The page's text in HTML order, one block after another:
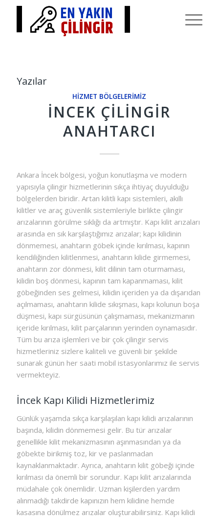
Yazılar
HIZMET BÖLGELERIMIZ
İNCEK ÇILINGIR
ANAHTARCI
Ankara İncek bölgesi, yoğun konutlaşma ve modern
yapısıyla çilingir hizmetlerinin sıkça ihtiyaç duyulduğu
bölgelerden biridir. Artan kilitli kapı sistemleri, akıllı
kilitler ve araç güvenlik sistemleriyle birlikte çilingir
arızalarının görülme sıklığı da artmıştır. Kapı kilit arızaları
arasında en sık karşılaştığımız arızalar; kapı kilidinin
dönmemesi, anahtarın göbek içinde kırılması, kapının
kendiliğinden kilitlenmesi, anahtarın kilide girmemesi,
anahtarın zor dönmesi, kilit dilinin tam oturmaması,
kilidin boş dönmesi, kapının tam kapanmaması, kilit
göbeğinden ses gelmesi, kilidin içeriden ya da dışarıdan
açılmaması, anahtarın kilide sıkışması, kapı kolunun boşa
düşmesi, kapı sürgüsünün çalışmaması, mekanizmanın
içeride kırılması, kilit parçalarının yerinden oynamasıdır.
Tüm bu arıza işlemleri ve bir çok çilingir servis
hizmetleriniz sizlere kaliteli ve güvenli bir şekilde
sunarak günün her saati mobil istasyonlarımız ile servis
vermekteyiz.
İncek Kapı Kilidi Hizmetlerimiz
Günlük yaşamda sıkça karşılaşılan kapı kilidi arızalarının
başında, kilidin dönmemesi gelir. Bu tür arızalar
genellikle kilit mekanizmasının aşınmasından ya da
göbekte birikmiş toz, kir ve paslanmadan
kaynaklanmaktadır. Ayrıca, anahtarın kilit göbeği içinde
kırılması da önemli bir sorundur. Kapı kilit arızalarında
müdahale çok önemlidir. Uzman kişilerden yardım
alınmadığı takdirde kapınızın hem kilidine hemde
kasasına dönülmez arızalar oluşturabilirsiniz. Kapı kilidi